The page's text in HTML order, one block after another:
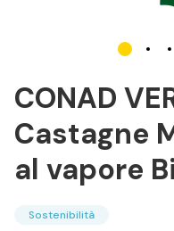
CONAD
Castagne
al vapore
Sostenibilità